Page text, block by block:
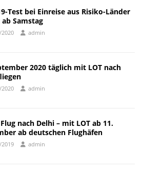
Test bei Einreise aus Risiko-Länder
Samstag
admin
2020 täglich mit LOT nach
admin
nach Delhi – mit LOT ab 11.
ab deutschen Flughäfen
admin